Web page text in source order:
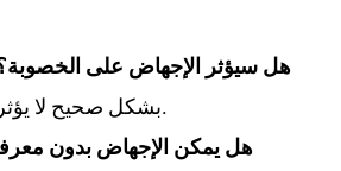
هل سيؤثر الإجهاض على
بشكل صحيح لا يؤثر على الخصوبة.
هل يمكن الإجهاض بدون